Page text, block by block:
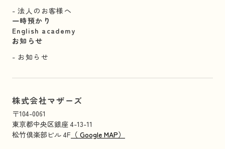
法人のお客様へ
一時預かり
English academy
お知らせ
お知らせ
株式会社マザーズ
〒104-0061
東京都中央区銀座 4-13-11
松竹倶楽部ビル 4F （ Google MAP）